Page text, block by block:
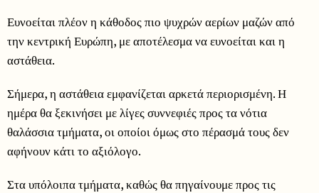
Ευνοείται πλέον η κάθοδος πιο ψυχρών αερίων μαζών από
την κεντρική Ευρώπη, με αποτέλεσμα να ευνοείται και η
αστάθεια.
Σήμερα, η αστάθεια εμφανίζεται αρκετά περιορισμένη. Η
ημέρα θα ξεκινήσει με λίγες συννεφιές προς τα νότια
θαλάσσια τμήματα, οι οποίοι όμως στο πέρασμά τους δεν
αφήνουν κάτι το αξιόλογο.
Στα υπόλοιπα τμήματα, καθώς θα πηγαίνουμε προς τις